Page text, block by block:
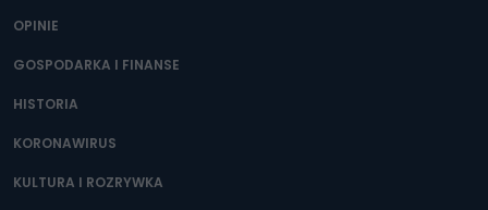
OPINIE
GOSPODARKA I FINANSE
HISTORIA
KORONAWIRUS
KULTURA I ROZRYWKA